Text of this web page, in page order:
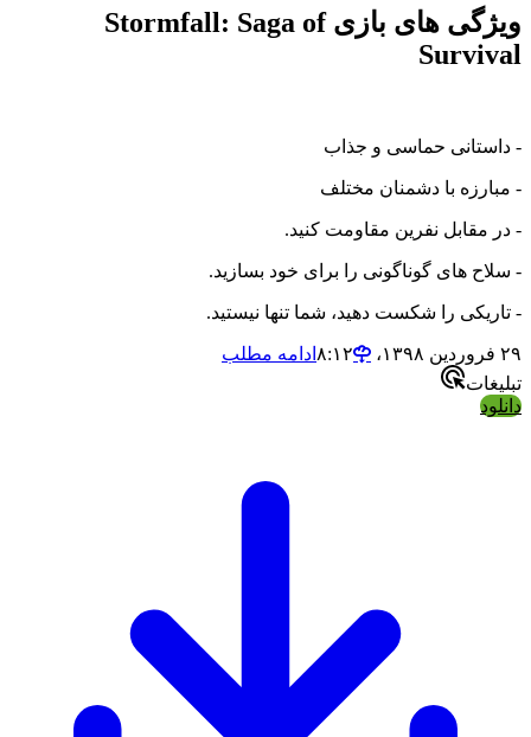
ویژگی های بازی Stormfall: Saga of
Survival
- داستانی حماسی و جذاب
- مبارزه با دشمنان مختلف
- در مقابل نفرین مقاومت کنید.
- سلاح های گوناگونی را برای خود بسازید.
- تاریکی را شکست دهید، شما تنها نیستید.
۲۹ فروردین ۱۳۹۸،‏ ۸:۱۲
ادامه مطلب
تبلیغات
دانلود